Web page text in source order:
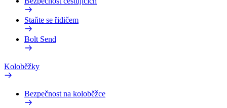
Staňte se řidičem
Bolt Send
Koloběžky
Bezpečnost na koloběžce